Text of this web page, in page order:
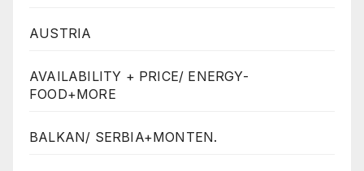
AUSTRIA
AVAILABILITY + PRICE/ ENERGY-
FOOD+MORE
BALKAN/ SERBIA+MONTEN.